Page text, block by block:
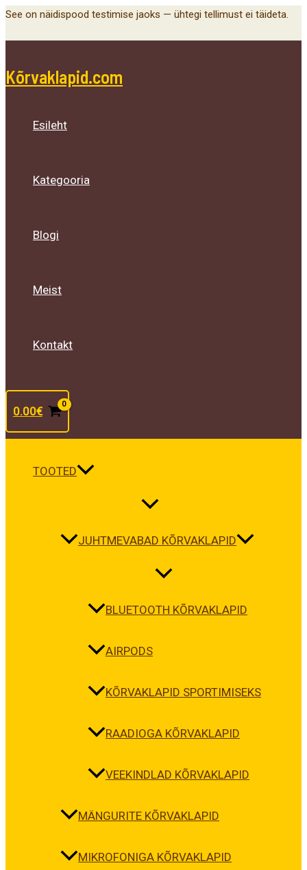
Skip
See on näidispood testimise jaoks — ühtegi tellimust ei täideta.
Kõrvaklapid.com
Esileht
Kategooria
Blogi
Meist
Kontakt
0.00€
TOOTED
Menu
Toggle
JUHTMEVABAD KÕRVAKLAPID
Menu
Toggle
BLUETOOTH KÕRVAKLAPID
AIRPODS
KÕRVAKLAPID SPORTIMISEKS
RAADIOGA KÕRVAKLAPID
VEEKINDLAD KÕRVAKLAPID
MÄNGURITE KÕRVAKLAPID
MIKROFONIGA KÕRVAKLAPID
Menu
Toggle
Main
Menu